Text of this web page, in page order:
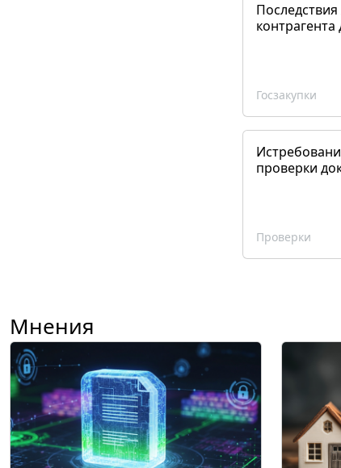
Госзакупки
проверки
Проверки
Мнения